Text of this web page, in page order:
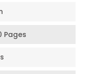
Pages